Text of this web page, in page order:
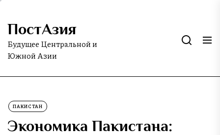
Skip
the
content
ПостАзия
Будущее Центральной и
Южной Азии
ПАКИСТАН
Экономика Пакистана: